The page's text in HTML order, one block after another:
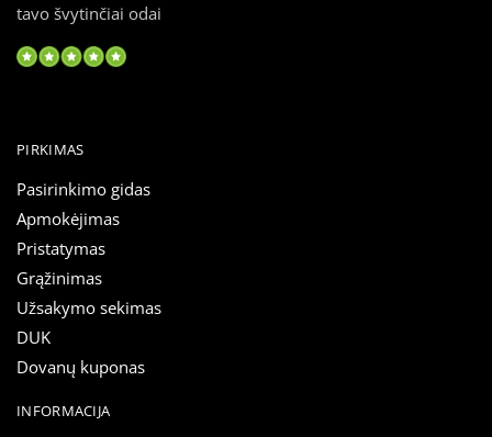
tavo švytinčiai odai
PIRKIMAS
Pasirinkimo gidas
Apmokėjimas
Pristatymas
Grąžinimas
Užsakymo sekimas
DUK
Dovanų kuponas
INFORMACIJA